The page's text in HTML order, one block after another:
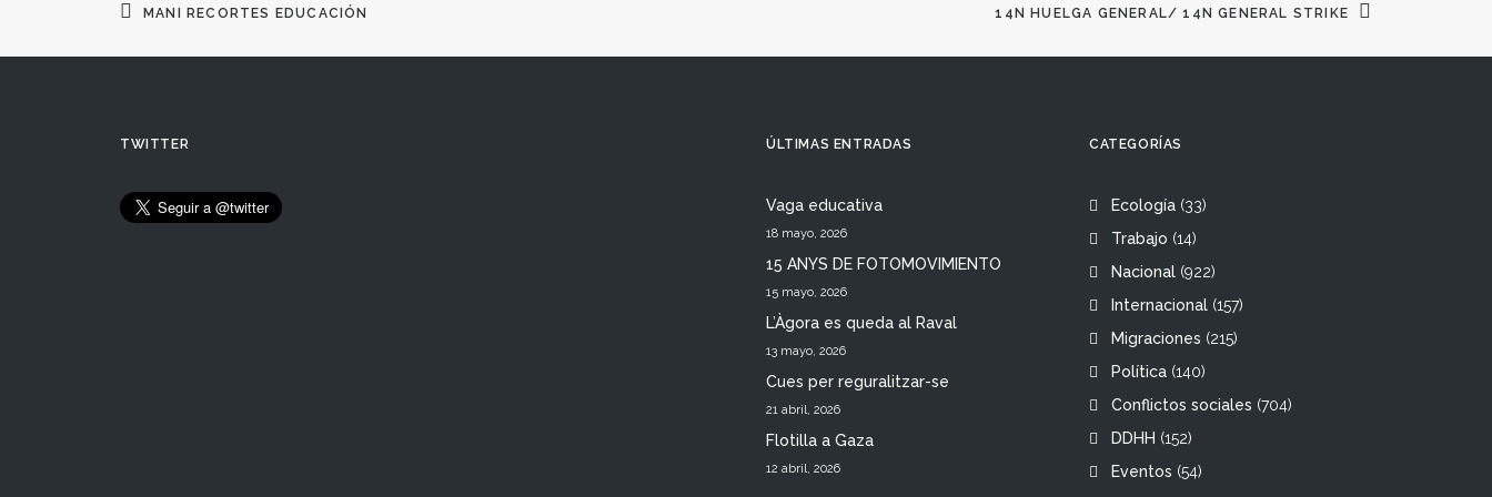
MANI RECORTES EDUCACIÓN 14N HUELGA GENERAL/ 14N GENERAL STRIKE
TWITTER ÚLTIMAS ENTRADAS
Vaga educativa
18 mayo, 2026
15 ANYS DE FOTOMOVIMIENTO
15 mayo, 2026
L’Àgora es queda al Raval
13 mayo, 2026
Cues per reguralitzar-se
21 abril, 2026
Flotilla a Gaza
12 abril, 2026
CATEGORÍAS
Ecología (33)
Trabajo (14)
Nacional (922)
Internacional (157)
Migraciones (215)
Política (140)
Conflictos sociales (704)
DDHH (152)
Eventos (54)